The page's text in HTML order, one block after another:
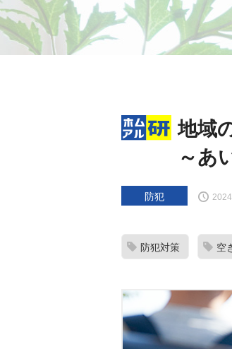
地域
～あ
防犯
防犯対策 空